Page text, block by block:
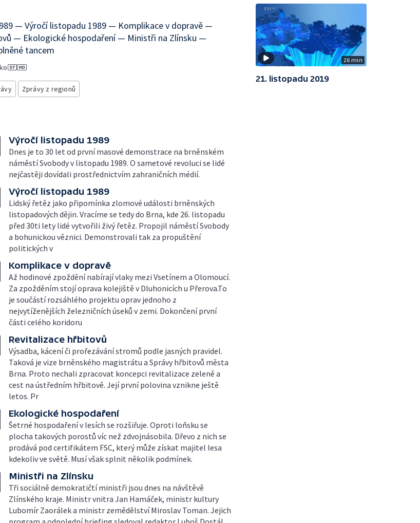
— Výročí listopadu 1989 — Komplikace v dopravě —
— Ekologické hospodaření — Ministři na Zlínsku —
tancem
Zprávy z regionů
Výročí listopadu 1989
Dnes je to 30 let od první masové demonstrace na brněnském
náměstí Svobody v listopadu 1989. O sametové revoluci se lidé
nejčastěji dovídali prostřednictvím zahraničních médií.
Výročí listopadu 1989
Lidský řetěz jako připomínka zlomové události brněnských
listopadových dějin. Vracíme se tedy do Brna, kde 26. listopadu
před 30ti lety lidé vytvořili živý řetěz. Propojil náměstí Svobody
a bohunickou věznici. Demonstrovali tak za propuštění
politických v
Komplikace v dopravě
Až hodinové zpoždění nabírají vlaky mezi Vsetínem a Olomoucí.
Za zpožděním stojí oprava kolejiště v Dluhonicích u Přerova.To
je součástí rozsáhlého projektu oprav jednoho z
nejvytíženějších železničních úseků v zemi. Dokončení první
části celého koridoru
Revitalizace hřbitovů
Výsadba, kácení či prořezávání stromů podle jasných pravidel.
Taková je vize brněnského magistrátu a Správy hřbitovů města
Brna. Proto nechali zpracovat koncepci revitalizace zeleně a
cest na ústředním hřbitově. Její první polovina vznikne ještě
letos. Pr
Ekologické hospodaření
Šetrné hospodaření v lesích se rozšiřuje. Oproti loňsku se
plocha takových porostů víc než zdvojnásobila. Dřevo z nich se
prodává pod certifikátem FSC, který může získat majitel lesa
kdekoliv ve světě. Musí však splnit několik podmínek.
Ministři na Zlínsku
Tři sociálně demokratičtí ministři jsou dnes na návštěvě
Zlínského kraje. Ministr vnitra Jan Hamáček, ministr kultury
Lubomír Zaorálek a ministr zemědělství Miroslav Toman. Jejich
26 min
21. listopadu 2019